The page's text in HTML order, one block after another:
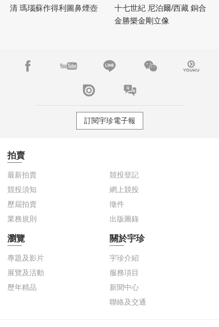
清 瑪瑙蘇作得利圖鼻煙壺
十七世紀 尼泊爾/西藏 銅合
金勝樂金剛立像
訂閱宇珍電子報
拍賣
最新拍賣
競投登記
競投須知
網上競投
歷屆拍賣
徵件
業務規則
出版圖錄
瀏覽
專題及影片
展覽及活動
歷年精品
關於宇珍
宇珍介紹
服務項目
新聞中心
聯絡及交通